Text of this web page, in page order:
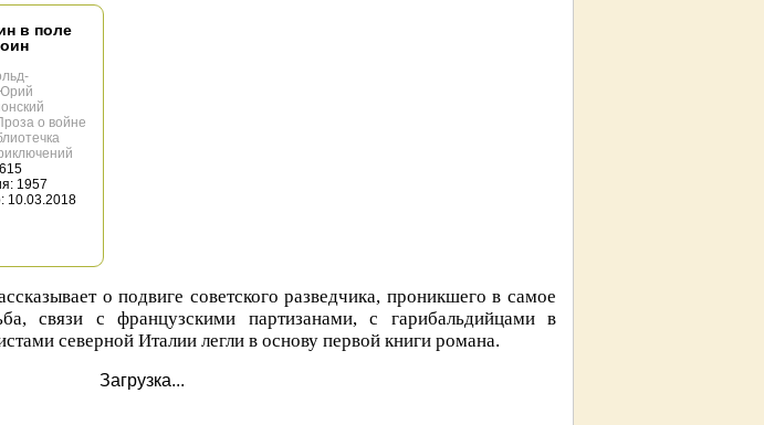
в поле
о войне
1957
10.03.2018
о подвиге советского разведчика, проникшего в самое
связи с французскими партизанами, с гарибальдийцами в
северной Италии легли в основу первой книги романа.
Загрузка...